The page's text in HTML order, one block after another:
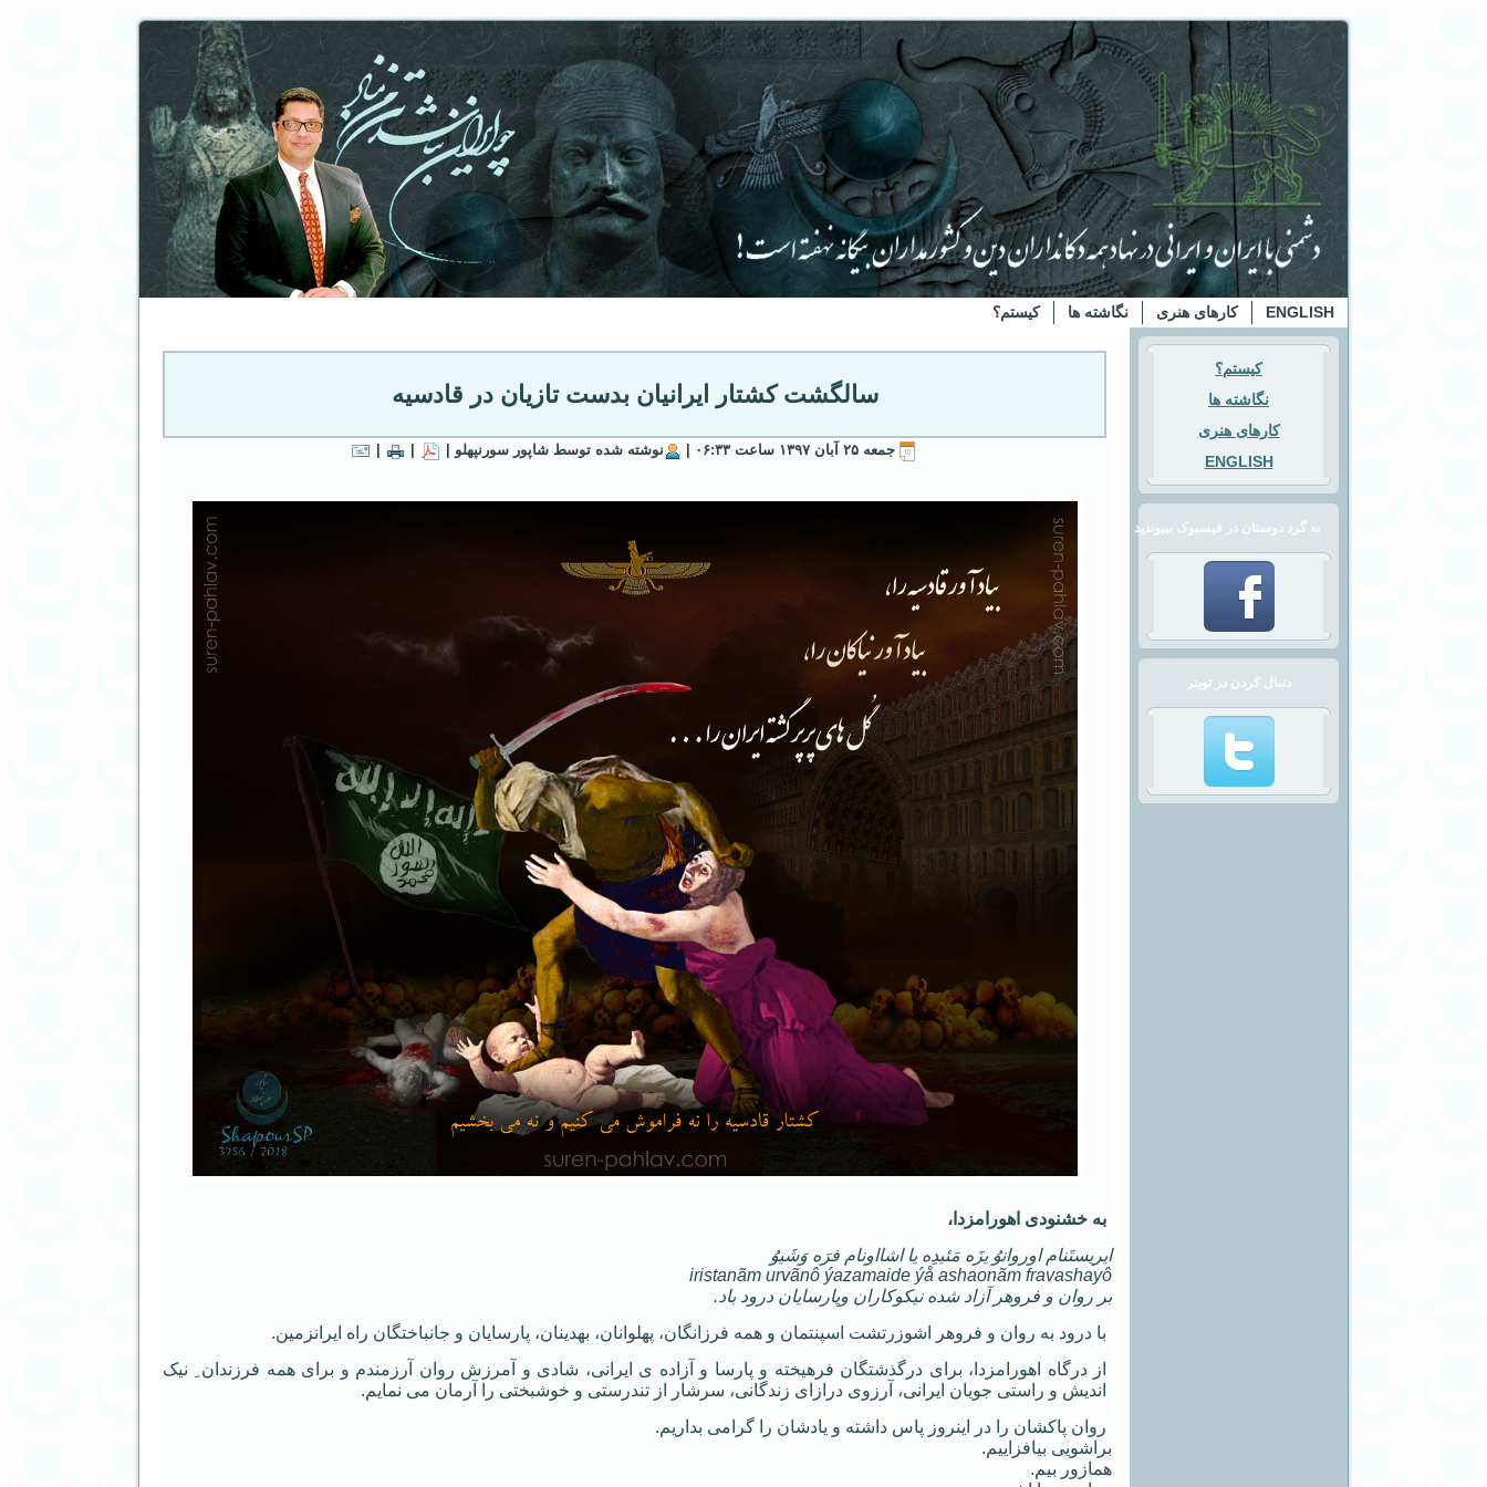
کیستم؟ نگاشته ها کارهای هنری ENGLISH
کیستم؟
نگاشته ها
کارهای هنری
ENGLISH
به گرد دوستان در فیسبوک بپیوندید
دنبال کردن در تویتر
سالگشت کشتار ایرانیان بدست تازیان در قادسیه
جمعه ۲۵ آبان ۱۳۹۷ ساعت ۰۶:۳۳ | نوشته شده توسط شاپور سورنپهلو |
به خشنودی اهورامزدا،
ایریستَنام اوروانوُ یزَه مَئیدِه یا اشااونام فرَه وَشَیوُ
iristanãm urvãnô ýazamaide ýå ashaonãm fravashayô
بر روان و فروهر آزاد شده نیکوکاران وپارسایان درود باد.
با درود به روان و فروهر اشوزرتشت اسپنتمان و همه فرزانگان، پهلوانان، بهدینان، پارسایان و جانباختگان راه ایرانزمین.
از درگاه اهورامزدا، برای درگذشتگان فرهیخته و پارسا و آزاده ی ایرانی، شادی و آمرزش روان آرزمندم و برای همه فرزندان ِ نیک
اندیش و راستی جویان ایرانی، آرزوی درازای زندگانی، سرشار از تندرستی و خوشبختی را آرمان می نمایم.
روان پاکشان را در اینروز پاس داشته و یادشان را گرامی بداریم.
براشویی بیافزاییم.
همازور بیم.